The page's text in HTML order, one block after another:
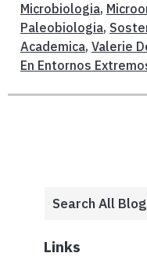
Microbiologia,
Paleobiologia,
Academica, Valerie
En Entornos
Links